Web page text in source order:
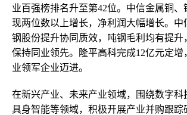
业百强榜排名升至第42位。中信金属铜、
现两位数以上增长，净利润大幅增长。中
钢股份提升协同质效，吨钢毛利均有提升
保持同业领先。隆平高科完成12亿元定增
业领军企业迈进。
在新兴产业、未来产业领域，围绕数字科
具身智能等领域，积极开展产业并购跟踪